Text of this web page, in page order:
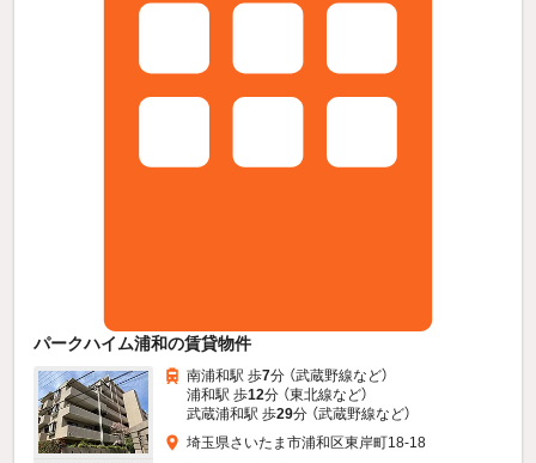
パークハイム浦和の賃貸物件
南浦和駅 歩7分 （武蔵野線など）
浦和駅 歩12分 （東北線など）
武蔵浦和駅 歩29分 （武蔵野線など）
埼玉県さいたま市浦和区東岸町18-18